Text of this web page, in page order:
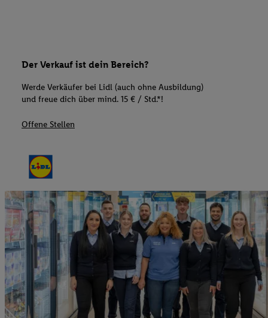
Der Verkauf ist dein Bereich?
Werde Verkäufer bei Lidl (auch ohne Ausbildung)
und freue dich über mind. 15 € / Std.*!
Offene Stellen